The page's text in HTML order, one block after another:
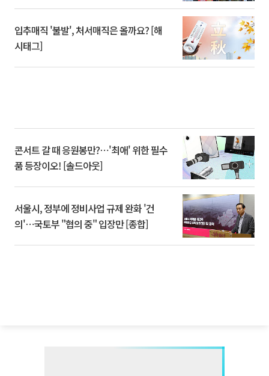
입추매직 '불발', 처서매직은 올까요? [해
시태그]
콘서트 갈 때 응원봉만?⋯'최애' 위한 필수
품 등장이오! [솔드아웃]
서울시, 정부에 정비사업 규제 완화 '건
의'⋯국토부 "협의 중" 입장만 [종합]